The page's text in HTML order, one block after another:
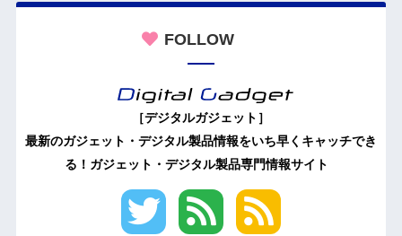
FOLLOW
［デジタルガジェット］
最新のガジェット・デジタル製品情報をいち早くキャッチでき
る！ガジェット・デジタル製品専門情報サイト